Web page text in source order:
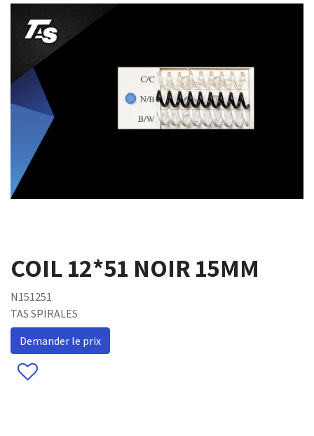
COIL 12*51 NOIR 15MM
N151251
TAS SPIRALES
Demander le prix